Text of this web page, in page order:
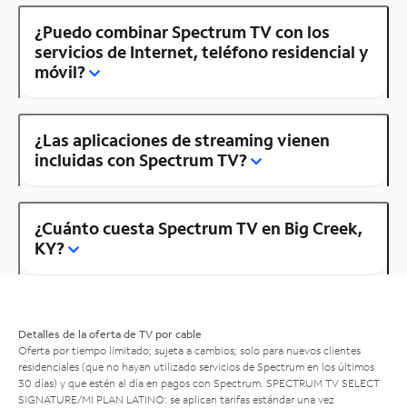
¿Puedo combinar Spectrum TV con los
servicios de Internet, teléfono residencial y
móvil?
¿Las aplicaciones de streaming vienen
incluidas con Spectrum TV?
¿Cuánto cuesta Spectrum TV en Big Creek,
KY?
Detalles de la oferta de TV por cable
Oferta por tiempo limitado; sujeta a cambios; solo para nuevos clientes
residenciales (que no hayan utilizado servicios de Spectrum en los últimos
30 días) y que estén al día en pagos con Spectrum. SPECTRUM TV SELECT
SIGNATURE/MI PLAN LATINO: se aplican tarifas estándar una vez